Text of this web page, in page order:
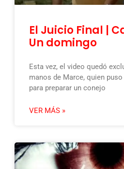
El Juicio Final |
Un domingo
Esta vez, el video quedó
manos de Marce, quien
para preparar un conejo
VER MÁS »